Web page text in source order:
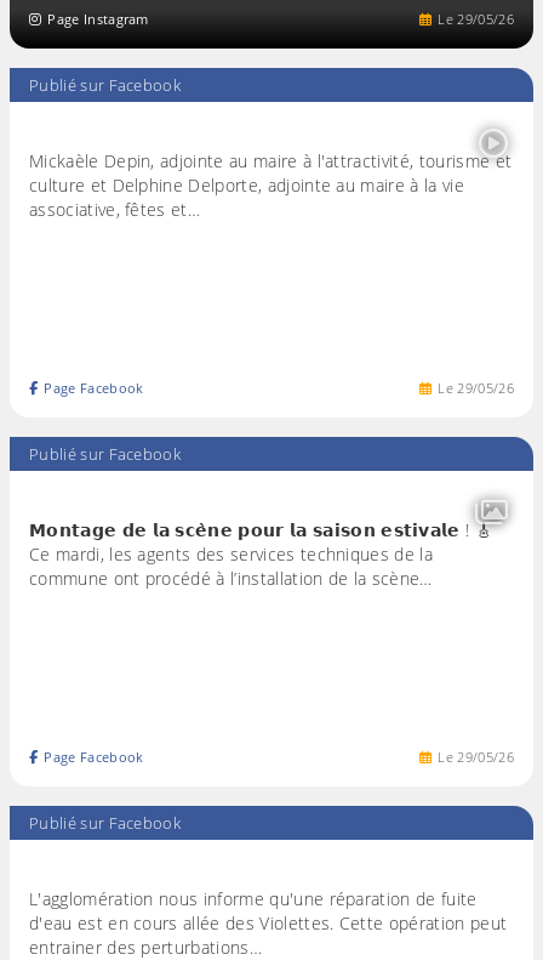
Le29/05/26
Page Instagram
Publié sur Facebook
Mickaèle Depin, adjointe au maire à l'attractivité, tourisme et
culture et Delphine Delporte, adjointe au maire à la vie
associative, fêtes et…
Le29/05/26
Page Facebook
Publié sur Facebook
𝗠𝗼𝗻𝘁𝗮𝗴𝗲 𝗱𝗲 𝗹𝗮 𝘀𝗰𝗲̀𝗻𝗲 𝗽𝗼𝘂𝗿 𝗹𝗮 𝘀𝗮𝗶𝘀𝗼𝗻 𝗲𝘀𝘁𝗶𝘃𝗮𝗹𝗲 ! 🎸
Ce mardi, les agents des services techniques de la
commune ont procédé à l’installation de la scène…
Le29/05/26
Page Facebook
Publié sur Facebook
L'agglomération nous informe qu'une réparation de fuite
d'eau est en cours allée des Violettes. Cette opération peut
entrainer des perturbations…